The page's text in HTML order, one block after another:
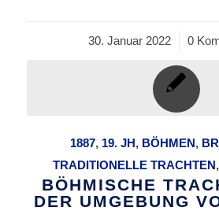
30. Januar 2022
/ 0
1887, 19. JH, BÖHMEN,
TRADITIONELLE TRACHTEN
BÖHMISCHE
DER UMGEBUNG